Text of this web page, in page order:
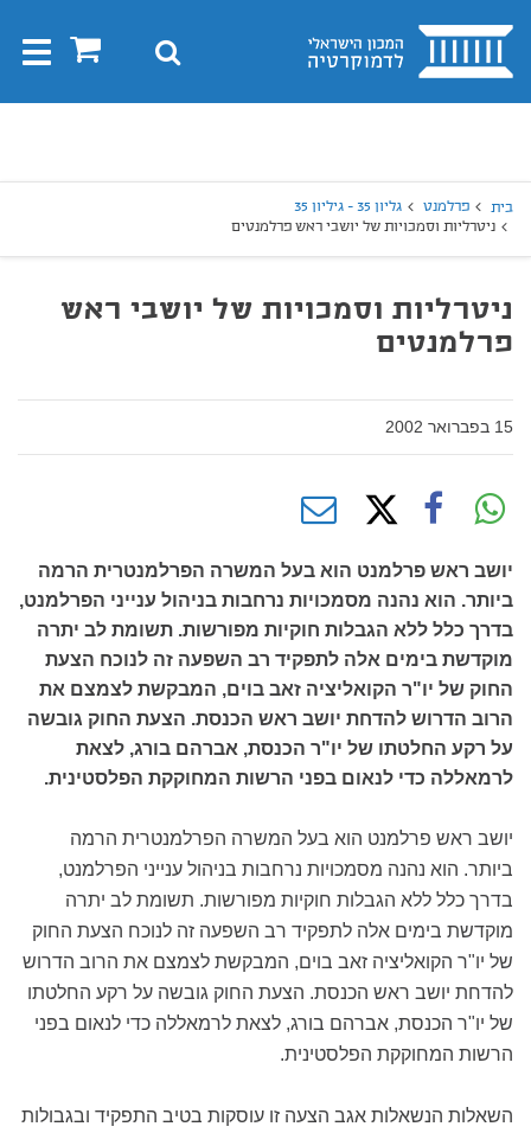
בית 0 חיפוש
בית פרלמנט
גליון 35 - גיליון 35
ניטרליות וסמכויות של יושבי ראש פרלמנטים
ניטרליות וסמכויות של יושבי ראש
פרלמנטים
15 בפברואר 2002
יושב ראש פרלמנט הוא בעל המשרה הפרלמנטרית הרמה
ביותר. הוא נהנה מסמכויות נרחבות בניהול ענייני הפרלמנט,
בדרך כלל ללא הגבלות חוקיות מפורשות. תשומת לב יתרה
מוקדשת בימים אלה לתפקיד רב השפעה זה לנוכח הצעת
החוק של יו"ר הקואליציה זאב בוים, המבקשת לצמצם את
הרוב הדרוש להדחת יושב ראש הכנסת. הצעת החוק גובשה
על רקע החלטתו של יו"ר הכנסת, אברהם בורג, לצאת
לרמאללה כדי לנאום בפני הרשות המחוקקת הפלסטינית.
יושב ראש פרלמנט הוא בעל המשרה הפרלמנטרית הרמה
ביותר. הוא נהנה מסמכויות נרחבות בניהול ענייני הפרלמנט,
בדרך כלל ללא הגבלות חוקיות מפורשות. תשומת לב יתרה
מוקדשת בימים אלה לתפקיד רב השפעה זה לנוכח הצעת החוק
של יו"ר הקואליציה זאב בוים, המבקשת לצמצם את הרוב הדרוש
להדחת יושב ראש הכנסת. הצעת החוק גובשה על רקע החלטתו
של יו"ר הכנסת, אברהם בורג, לצאת לרמאללה כדי לנאום בפני
הרשות המחוקקת הפלסטינית.
השאלות הנשאלות אגב הצעה זו עוסקות בטיב התפקיד ובגבולות